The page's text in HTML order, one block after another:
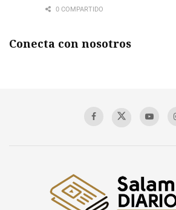
0 COMPARTIDO
Conecta con nosotros